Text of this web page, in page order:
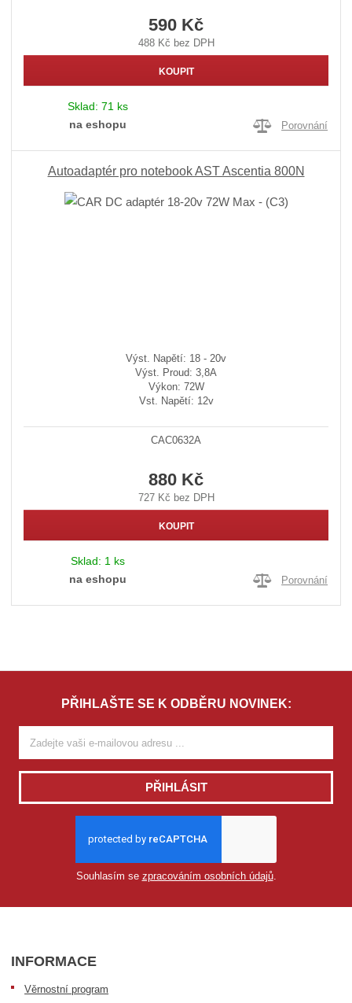
590 Kč
488 Kč bez DPH
KOUPIT
Sklad: 71 ks
na eshopu
Porovnání
Autoadaptér pro notebook AST Ascentia 800N
Výst. Napětí: 18 - 20v
Výst. Proud: 3,8A
Výkon: 72W
Vst. Napětí: 12v
CAC0632A
880 Kč
727 Kč bez DPH
KOUPIT
Sklad: 1 ks
na eshopu
Porovnání
PŘIHLAŠTE SE K ODBĚRU NOVINEK:
PŘIHLÁSIT
Souhlasím se zpracováním osobních údajů.
INFORMACE
Věrnostní program